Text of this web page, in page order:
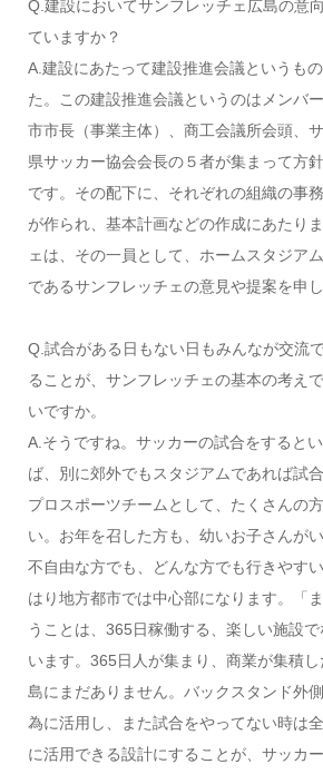
Q.建設においてサンフレッチェ広島の意
ていますか？
A.建設にあたって建設推進会議というも
た。この建設推進会議というのはメンバ
市市長（事業主体）、商工会議所会頭、
県サッカー協会会長の５者が集まって方
です。その配下に、それぞれの組織の事
が作られ、基本計画などの作成にあたり
ェは、その一員として、ホームスタジア
であるサンフレッチェの意見や提案を申
Q.試合がある日もない日もみんなが交流
ることが、サンフレッチェの基本の考え
いですか。
A.そうですね。サッカーの試合をすると
ば、別に郊外でもスタジアムであれば試
プロスポーツチームとして、たくさんの
い。お年を召した方も、幼いお子さんが
不自由な方でも、どんな方でも行きやす
はり地方都市では中心部になります。「
うことは、365日稼働する、楽しい施設
います。365日人が集まり、商業が集積
島にまだありません。バックスタンド外
為に活用し、また試合をやってない時は
に活用できる設計にすることが、サッカ